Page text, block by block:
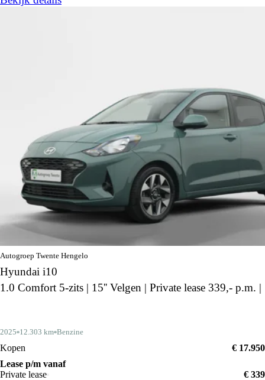
Autogroep Twente Hengelo
Hyundai i10
1.0 Comfort 5-zits | 15'' Velgen | Private lease 339,- p.m. |
2025 12.303 km Benzine
Kopen
€ 17.950
Lease p/m vanaf
Private lease
€ 339